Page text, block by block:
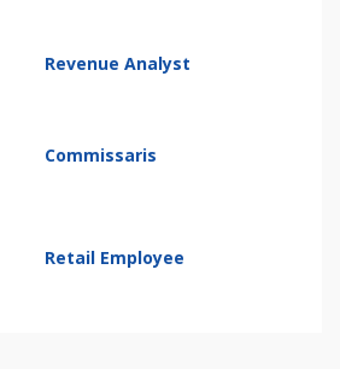
Revenue Analyst
Commissaris
Retail Employee